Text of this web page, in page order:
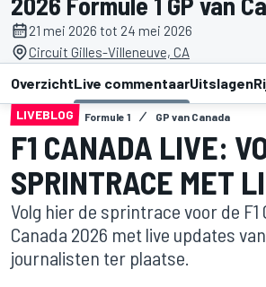
21 mei 2026 tot 24 mei 2026
Circuit Gilles-Villeneuve, CA
OverzichtLive commentaarUitslagen
LIVEBLOG Formule 1 GP van Canada
F1 CANADA LIVE:
SPRINTRACE MET
Volg hier de sprintrace voor de F1
Canada 2026 met live updates
journalisten ter plaatse.